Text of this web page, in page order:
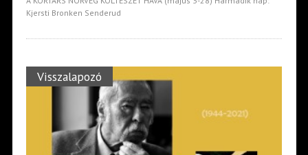
Kjersti Bronken Senderud
Visszalapozó